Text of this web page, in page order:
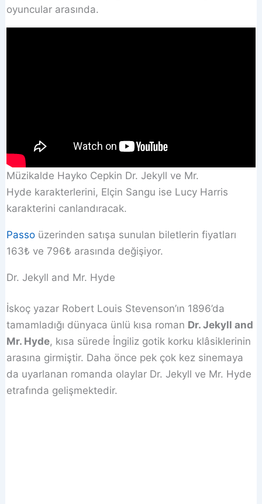
oyuncular arasında.
Müzikalde Hayko Cepkin Dr. Jekyll ve Mr.
Hyde karakterlerini, Elçin Sangu ise Lucy Harris
karakterini canlandıracak.
Passo üzerinden satışa sunulan biletlerin fiyatları
163₺ ve 796₺ arasında değişiyor.
Dr. Jekyll and Mr. Hyde
İskoç yazar Robert Louis Stevenson’ın 1896’da
tamamladığı dünyaca ünlü kısa roman Dr. Jekyll and
Mr. Hyde, kısa sürede İngiliz gotik korku klâsiklerinin
arasına girmiştir. Daha önce pek çok kez sinemaya
da uyarlanan romanda olaylar Dr. Jekyll ve Mr. Hyde
etrafında gelişmektedir.